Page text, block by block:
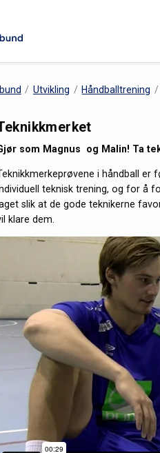
Utvikling Håndballtrening
som Magnus og Malin! Ta
i håndball
teknisk trening, og for å
slik at de gode teknikerne
klare dem.